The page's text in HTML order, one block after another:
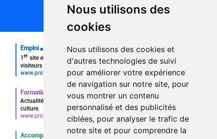
Nous utilisons des
cookies
Nous utilisons des cookies et
d'autres technologies de suivi
pour améliorer votre expérience
de navigation sur notre site, pour
vous montrer un contenu
personnalisé et des publicités
ciblées, pour analyser le trafic de
notre site et pour comprendre la
Plan du site
FAQ recruteurs
FAQ
Emploi
1er site emploi du secteur culturel 784.000 visites et 230.000
visiteurs uniques par mois.
www.profilculture.com
Formation
Actualités, guide et annuaire des formations aux métiers de la
culture.
www.profilculture-formation.com
Accompagnement professionnel